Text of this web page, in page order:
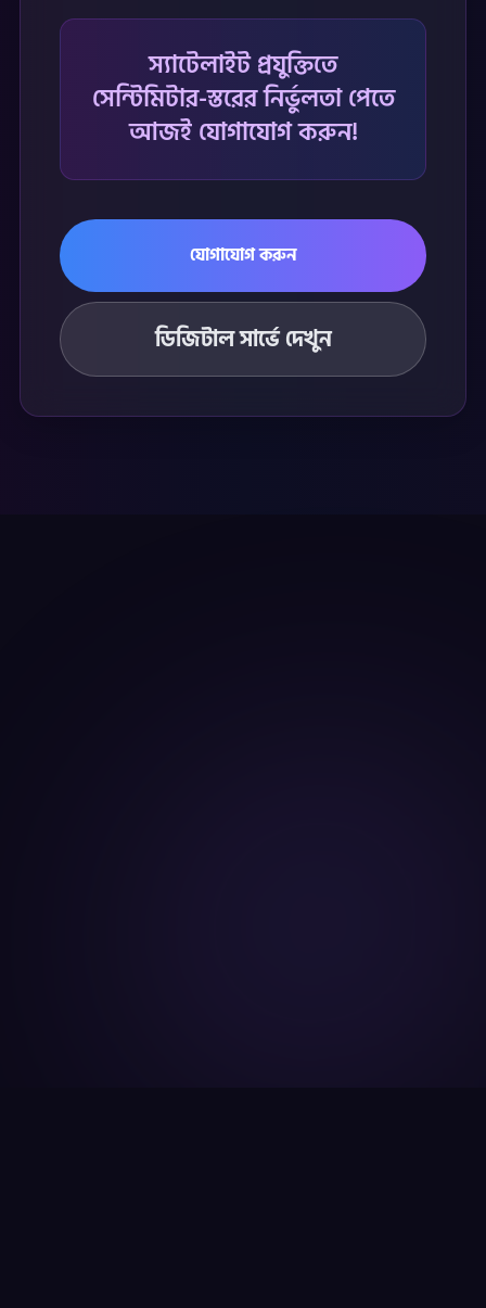
স্যাটেলাইট প্রযুক্তিতে
সেন্টিমিটার-স্তরের নির্ভুলতা পেতে
আজই যোগাযোগ করুন!
যোগাযোগ করুন
ডিজিটাল সার্ভে দেখুন